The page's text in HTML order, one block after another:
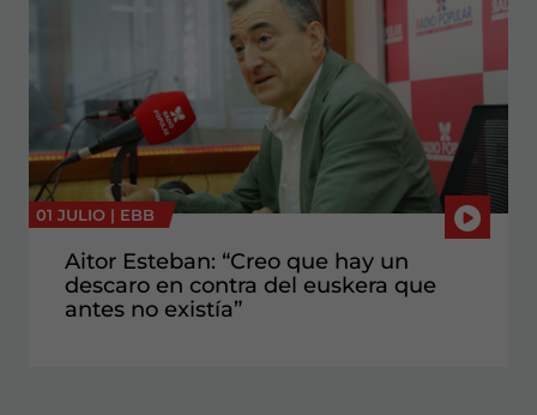
01 JULIO | EBB
Aitor Esteban: “Creo que hay un
descaro en contra del euskera que
antes no existía”